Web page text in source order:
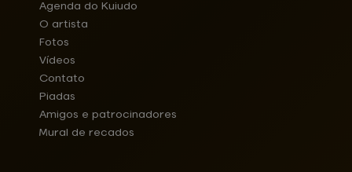
Agenda do Kuiudo
O artista
Fotos
Vídeos
Contato
Piadas
Amigos e patrocinadores
Mural de recados